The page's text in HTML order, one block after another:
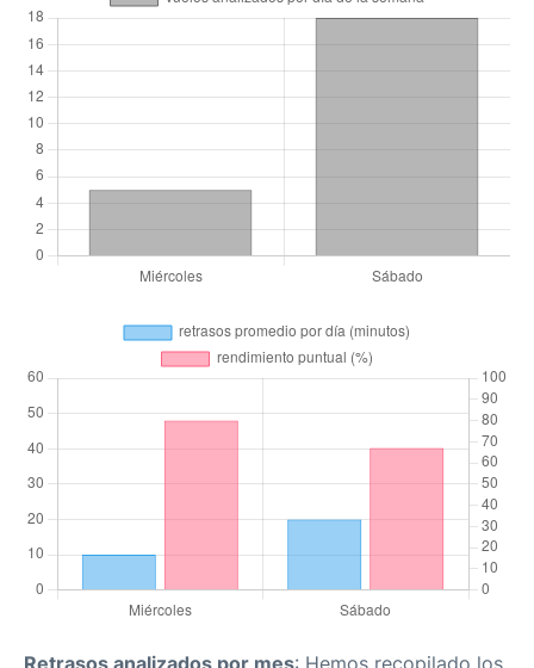
Retrasos analizados por mes: Hemos recopilado los